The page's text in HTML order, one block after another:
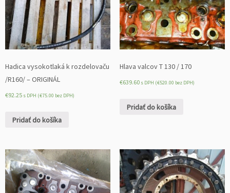
Hadica vysokotlaká k rozdelovaču
/R160/ – ORIGINÁL
€92.25 s DPH (€75.00 bez DPH)
Pridať do košíka
Hlava valcov T 130 / 170
€639.60 s DPH (€520.00 bez DPH)
Pridať do košíka